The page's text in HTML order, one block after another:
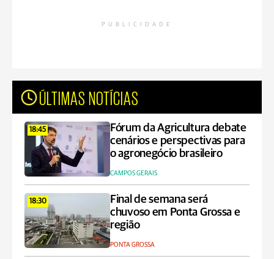
PUBLICIDADE
ÚLTIMAS NOTÍCIAS
18:45
Fórum da Agricultura debate
cenários e perspectivas para
o agronegócio brasileiro
CAMPOS GERAIS
18:30
Final de semana será
chuvoso em Ponta Grossa e
região
PONTA GROSSA